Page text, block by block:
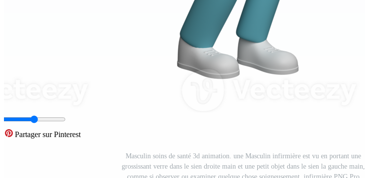
Partager sur Pinterest
Masculin soins de santé 3d animation. une Masculin infirmière est vu en portant une
grossissant verre dans le sien droite main et une petit objet dans le sien la gauche main,